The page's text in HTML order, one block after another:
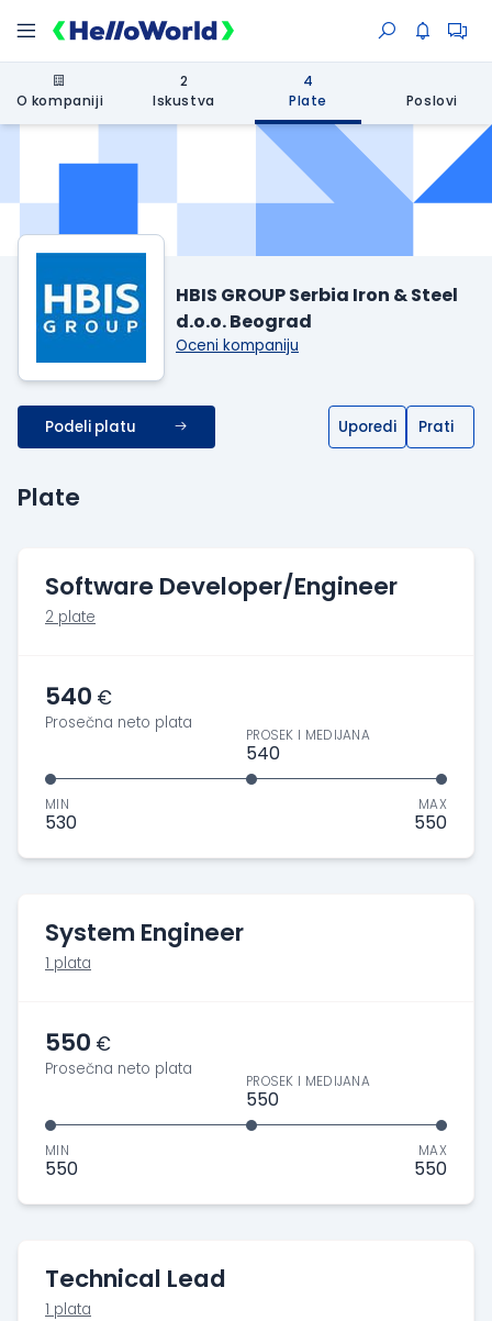
O kompaniji
2
Iskustva
4
Plate
Poslovi
HBIS GROUP Serbia Iron & Steel
d.o.o. Beograd
Oceni kompaniju
Podeli platu Uporedi Prati
Plate
Software Developer/Engineer
2 plate
540 €
Prosečna neto plata
MIN
530
PROSEK I MEDIJANA
540
MAX
550
System Engineer
1 plata
550 €
Prosečna neto plata
MIN
550
PROSEK I MEDIJANA
550
MAX
550
Technical Lead
1 plata